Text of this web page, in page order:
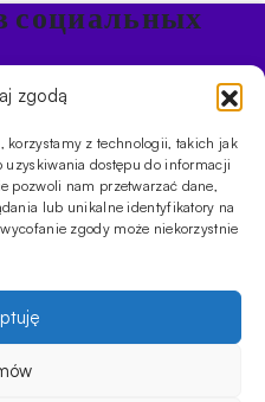
zgodą
korzystamy z technologii, takich jak
dostępu do informacji
pozwoli nam przetwarzać dane,
lub unikalne identyfikatory na
zgody może niekorzystnie
социальных
в Кальяне
безникотиновые
магазина
Обучения
SKLEP